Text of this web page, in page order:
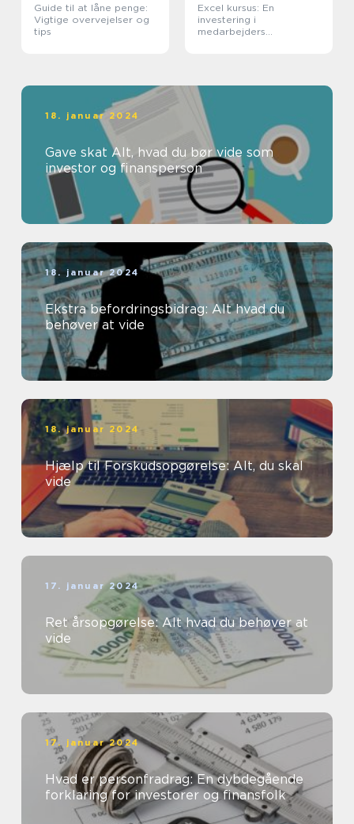
Guide til at låne penge:
Vigtige overvejelser og
tips
Excel kursus: En
investering i
medarbejders
18. januar 2024
Gave skat Alt, hvad du bør vide som
investor og finansperson
18. januar 2024
Ekstra befordringsbidrag: Alt hvad du
behøver at vide
18. januar 2024
Hjælp til Forskudsopgørelse: Alt, du skal
vide
17. januar 2024
Ret årsopgørelse: Alt hvad du behøver at
vide
17. januar 2024
Hvad er personfradrag: En dybdegående
forklaring for investorer og finansfolk